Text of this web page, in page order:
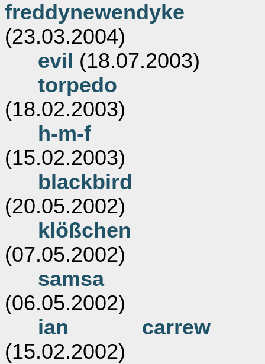
freddynewendyke
(23.03.2004)
evil (18.07.2003)
torpedo
(18.02.2003)
h-m-f
(15.02.2003)
blackbird
(20.05.2002)
klößchen
(07.05.2002)
samsa
(06.05.2002)
ian carrew
(15.02.2002)